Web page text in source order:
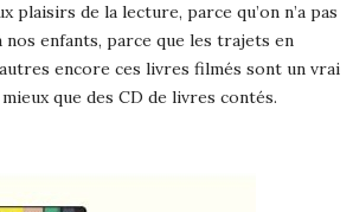
plaisirs de la lecture, parce qu’on n’a pas
enfants, parce que les trajets en
encore ces livres filmés sont un vrai
que des CD de livres contés.